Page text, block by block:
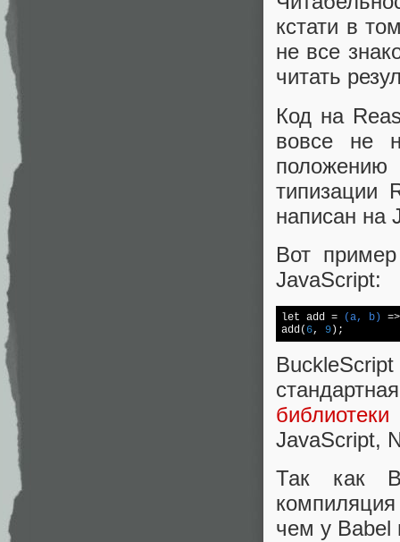
кстати в
не все
читать
Код на
вовсе не
положению
типизации
написан на
Вот
JavaScript:
let add = (a, b) =>
add( 6, 9 );
JavaScript,
Так как
чем у Babel